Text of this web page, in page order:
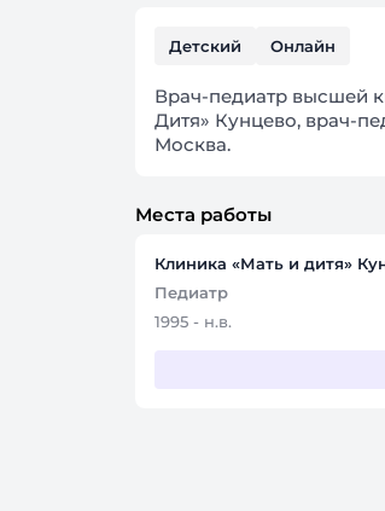
Детский Онлайн
Врач-педиатр высшей
Дитя» Кунцево, врач-
Москва.
Места работы
Клиника «Мать и дитя»
Педиатр
1995 - н.в.